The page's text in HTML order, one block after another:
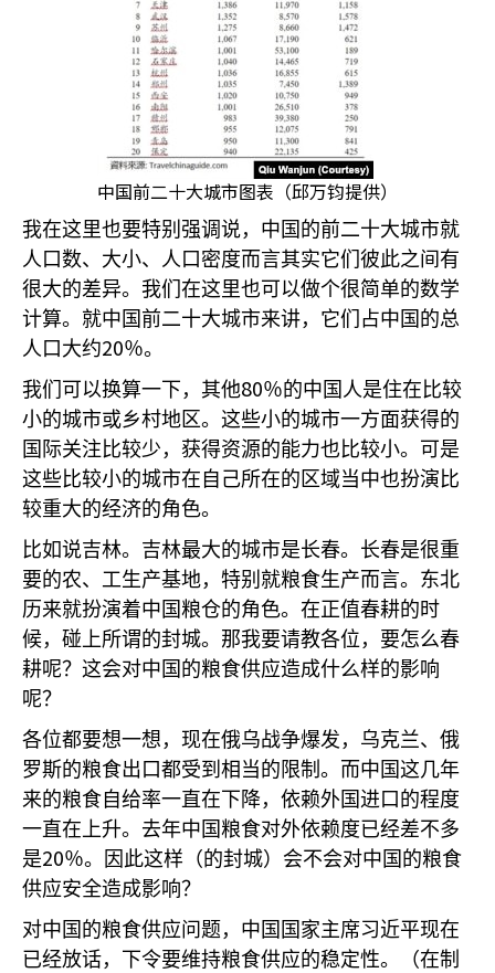
中国前二十大城市图表（邱万钧提供）
我在这里也要特别强调说，中国的前二十大城市就
人口数、大小、人口密度而言其实它们彼此之间有
很大的差异。我们在这里也可以做个很简单的数学
计算。就中国前二十大城市来讲，它们占中国的总
人口大约20％。
我们可以换算一下，其他80％的中国人是住在比较
小的城市或乡村地区。这些小的城市一方面获得的
国际关注比较少，获得资源的能力也比较小。可是
这些比较小的城市在自己所在的区域当中也扮演比
较重大的经济的角色。
比如说吉林。吉林最大的城市是长春。长春是很重
要的农、工生产基地，特别就粮食生产而言。东北
历来就扮演着中国粮仓的角色。在正值春耕的时
候，碰上所谓的封城。那我要请教各位，要怎么春
耕呢？这会对中国的粮食供应造成什么样的影响
呢？
各位都要想一想，现在俄乌战争爆发，乌克兰、俄
罗斯的粮食出口都受到相当的限制。而中国这几年
来的粮食自给率一直在下降，依赖外国进口的程度
一直在上升。去年中国粮食对外依赖度已经差不多
是20％。因此这样（的封城）会不会对中国的粮食
供应安全造成影响？
对中国的粮食供应问题，中国国家主席习近平现在
已经放话，下令要维持粮食供应的稳定性。（在制